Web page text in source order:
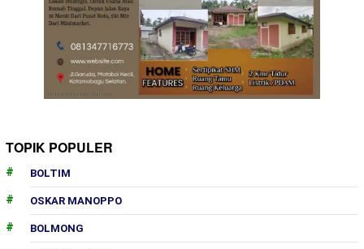
TOPIK POPULER
BOLTIM
OSKAR MANOPPO
BOLMONG